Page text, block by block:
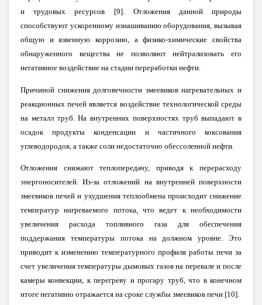
и трудовых ресурсов [9]. Отложения данной природы
способствуют ускоренному изнашиванию оборудования, вызывая
общую и язвенную коррозию, а физико-химические свойства
обнаруженного вещества не позволяют нейтрализовать его
негативное воздействие на стадии переработки нефти.
Причиной снижения долговечности змеевиков нагревательных и
реакционных печей является воздействие технологической среды
на металл труб. На внутренних поверхностях труб выпадают в
осадок продукты конденсации и частичного коксования
углеводородов, а также соли недостаточно обессоленной нефти.
Отложения снижают теплопередачу, приводя к перерасходу
энергоносителей. Из-за отложений на внутренней поверхности
змеевиков печей и ухудшения теплообмена происходит снижение
температур нагреваемого потока, что ведет к необходимости
увеличения расхода топливного газа для обеспечения
поддержания температуры потока на должном уровне. Это
приводит к изменению температурного профиля работы печи за
счет увеличения температуры дымовых газов на перевале и после
камеры конвекции, к перегреву и прогару труб, что в конечном
итоге негативно отражается на сроке службы змеевиков печи [10].